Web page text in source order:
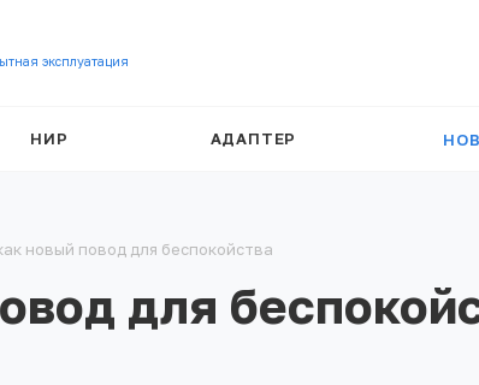
эксплуатация
НИР АДАПТЕР
новый повод для беспокойства
для